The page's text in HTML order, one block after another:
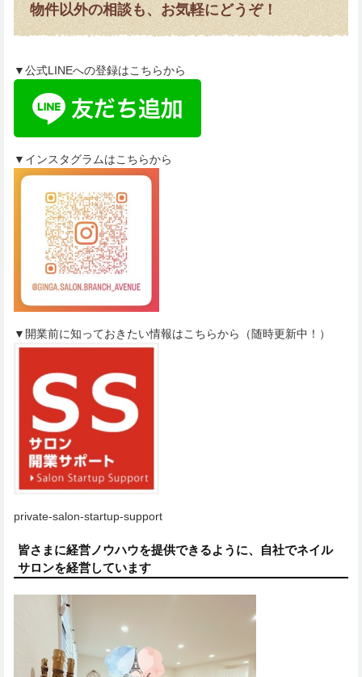
物件以外の相談も、お気軽にどうぞ！
▼公式LINEへの登録はこちらから
▼インスタグラムはこちらから
▼開業前に知っておきたい情報はこちらから（随時更新中！）
private-salon-startup-support
皆さまに経営ノウハウを提供できるように、自社でネイル
サロンを経営しています